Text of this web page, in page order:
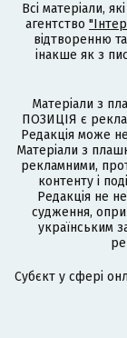
Всі матеріали,
агентство
відтворенню
інакше як з
Матеріали з
ПОЗИЦІЯ є
Редакція може
Матеріали з
рекламними,
контенту і
Редакція не
судження,
українським
Cубєкт у сфері